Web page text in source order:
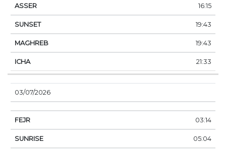
16:15
19:43
19:43
21:33
03/07/2026
03:14
05:04